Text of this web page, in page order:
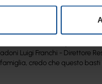
Specialist Molino
it-it/salacucina-
Luigi Franchi - Direttore
credo che questo